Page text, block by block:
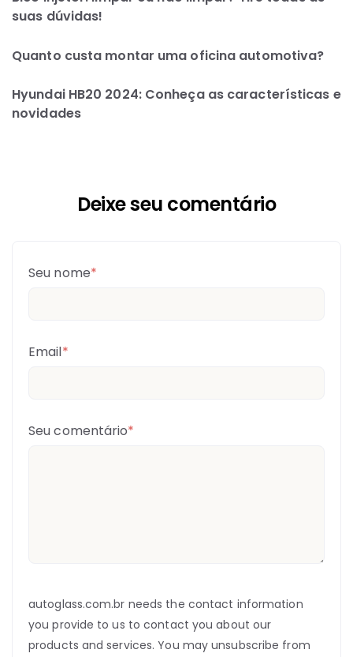
suas dúvidas!
Quanto custa montar uma oficina automotiva?
Hyundai HB20 2024: Conheça as características e
novidades
Deixe seu comentário
Seu nome*
Email*
Seu comentário*
autoglass.com.br needs the contact information
you provide to us to contact you about our
products and services. You may unsubscribe from